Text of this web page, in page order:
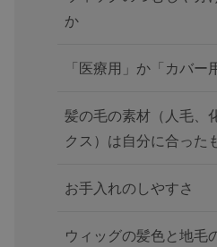
か
「医療用」か「カバー
髪の毛の素材（人毛、
クス）は自分に合った
お手入れのしやすさ
ウィッグの髪色と地毛